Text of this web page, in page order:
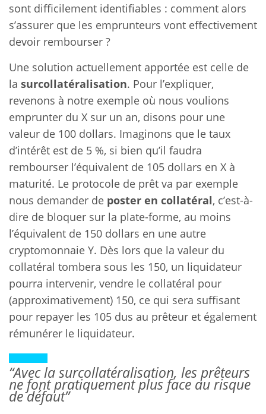
sont difficilement identifiables : comment alors
s’assurer que les emprunteurs vont effectivement
devoir rembourser ?
Une solution actuellement apportée est celle de
la surcollatéralisation. Pour l’expliquer,
revenons à notre exemple où nous voulions
emprunter du X sur un an, disons pour une
valeur de 100 dollars. Imaginons que le taux
d’intérêt est de 5 %, si bien qu’il faudra
rembourser l’équivalent de 105 dollars en X à
maturité. Le protocole de prêt va par exemple
nous demander de poster en collatéral, c’est-à-
dire de bloquer sur la plate-forme, au moins
l’équivalent de 150 dollars en une autre
cryptomonnaie Y. Dès lors que la valeur du
collatéral tombera sous les 150, un liquidateur
pourra intervenir, vendre le collatéral pour
(approximativement) 150, ce qui sera suffisant
pour repayer les 105 dus au prêteur et également
rémunérer le liquidateur.
“Avec la surcollatéralisation, les prêteurs
ne font pratiquement plus face au risque
de défaut”